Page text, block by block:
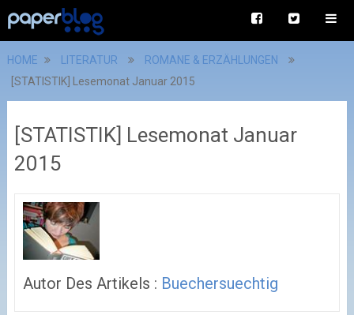
HOME LITERATUR
ROMANE & ERZÄHLUNGEN
[STATISTIK] Lesemonat Januar 2015
[STATISTIK] Lesemonat Januar
2015
Autor Des Artikels : Buechersuechtig